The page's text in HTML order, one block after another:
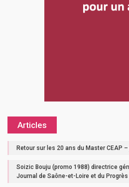
Articles
Retour sur les 20 ans du Master CEAP
Soizic Bouju (promo 1988) directrice
Journal de Saône-et-Loire et du Progrès